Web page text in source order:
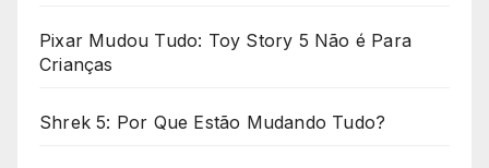
Pixar Mudou Tudo: Toy Story 5 Não é Para
Crianças
Shrek 5: Por Que Estão Mudando Tudo?